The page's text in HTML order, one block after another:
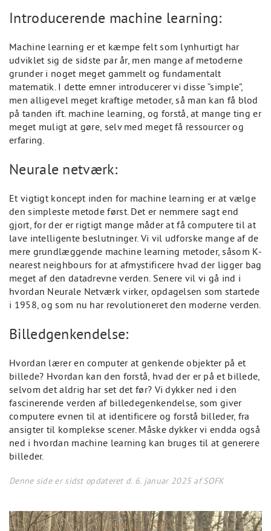
Introducerende machine learning:
Machine learning er et kæmpe felt som lynhurtigt har
udviklet sig de sidste par år, men mange af metoderne
grunder i noget meget gammelt og fundamentalt
matematik. I dette emner introducerer vi disse “simple”,
men alligevel meget kraftige metoder, så man kan få blod
på tanden ift. machine learning, og forstå, at mange ting er
meget muligt at gøre, selv med meget få ressourcer og
erfaring.
Neurale netværk:
Et vigtigt koncept inden for machine learning er at vælge
den simpleste metode først. Det er nemmere sagt end
gjort, for der er rigtigt mange måder at få computere til at
lave intelligente beslutninger. Vi vil udforske mange af de
mere grundlæggende machine learning metoder, såsom K-
nearest neighbours for at afmystificere hvad der ligger bag
meget af den datadrevne verden. Senere vil vi gå ind i
hvordan Neurale Netværk virker, opdagelsen som startede
i 1958, og som nu har revolutioneret den moderne verden.
Billedgenkendelse:
Hvordan lærer en computer at genkende objekter på et
billede? Hvordan kan den forstå, hvad der er på et billede,
selvom det aldrig har set det før? Vi dykker ned i den
fascinerende verden af billedegenkendelse, som giver
computere evnen til at identificere og forstå billeder, fra
ansigter til komplekse scener. Måske dykker vi endda også
ned i hvordan machine learning kan bruges til at generere
billeder.
Denne side er sidst opdateret d. 6. januar 2025 af SOFK